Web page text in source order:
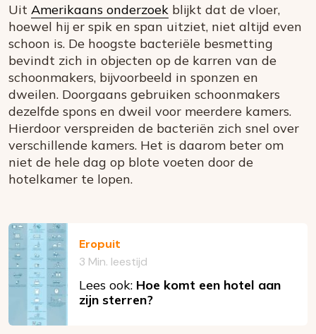
Uit Amerikaans onderzoek blijkt dat de vloer,
hoewel hij er spik en span uitziet, niet altijd even
schoon is. De hoogste bacteriële besmetting
bevindt zich in objecten op de karren van de
schoonmakers, bijvoorbeeld in sponzen en
dweilen. Doorgaans gebruiken schoonmakers
dezelfde spons en dweil voor meerdere kamers.
Hierdoor verspreiden de bacteriën zich snel over
verschillende kamers. Het is daarom beter om
niet de hele dag op blote voeten door de
hotelkamer te lopen.
Eropuit
3 Min. leestijd
Lees ook: Hoe komt een hotel aan
zijn sterren?